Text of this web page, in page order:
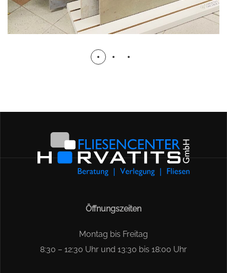
Öffnungszeiten
Montag bis Freitag
8:30 – 12:30 Uhr und 13:30 bis 18:00 Uhr